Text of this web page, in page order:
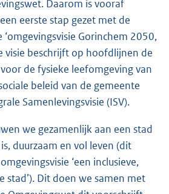
Daarom is vooraf
eerste stap gezet met de
Gorinchem 2050,
visie beschrijft op hoofdlijnen de
de fysieke leefomgeving van
beleid van de gemeente
Samenlevingsvisie (ISV).
we gezamenlijk aan een stad
duurzaam en vol leven (dit
‘een inclusieve,
stad’). Dit doen we samen met